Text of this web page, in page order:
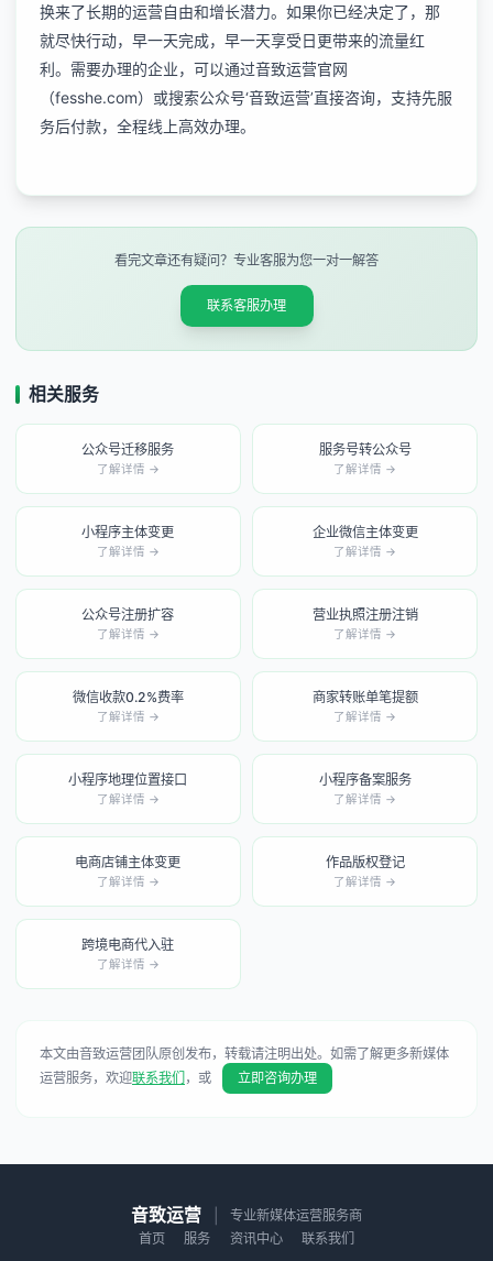
换来了长期的运营自由和增长潜力。如果你已经决定了，那
就尽快行动，早一天完成，早一天享受日更带来的流量红
利。需要办理的企业，可以通过音致运营官网
（fesshe.com）或搜索公众号‘音致运营’直接咨询，支持先服
务后付款，全程线上高效办理。
看完文章还有疑问？专业客服为您一对一解答
联系客服办理
相关服务
公众号迁移服务
了解详情 →
服务号转公众号
了解详情 →
小程序主体变更
了解详情 →
企业微信主体变更
了解详情 →
公众号注册扩容
了解详情 →
营业执照注册注销
了解详情 →
微信收款0.2%费率
了解详情 →
商家转账单笔提额
了解详情 →
小程序地理位置接口
了解详情 →
小程序备案服务
了解详情 →
电商店铺主体变更
了解详情 →
作品版权登记
了解详情 →
跨境电商代入驻
了解详情 →
本文由音致运营团队原创发布，转载请注明出处。如需了解更多新媒体
运营服务，欢迎联系我们 ，或 立即咨询办理
音致运营
专业新媒体运营服务商
首页
服务 资讯中心 联系我们